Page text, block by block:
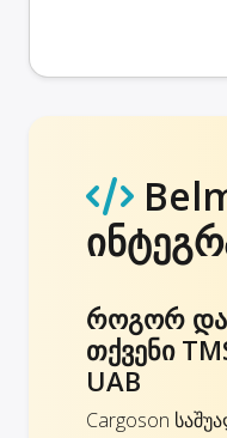
როგორ
თქვენი
UAB
Cargoson